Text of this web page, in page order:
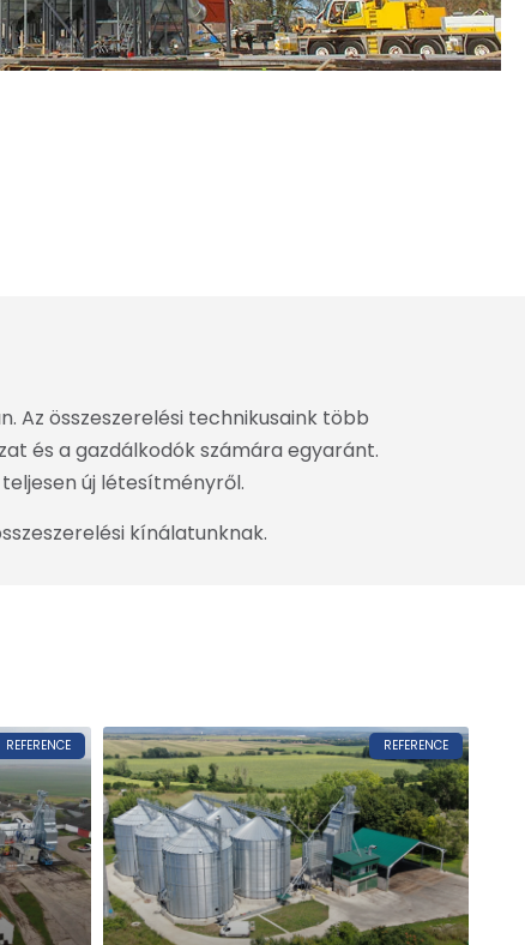
Az összeszerelési technikusaink több
és a gazdálkodók számára egyaránt.
új létesítményről.
kínálatunknak.
REFERENCE REFERENCE